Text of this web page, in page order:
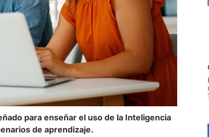
para enseñar el uso de la Inteligencia
de aprendizaje.